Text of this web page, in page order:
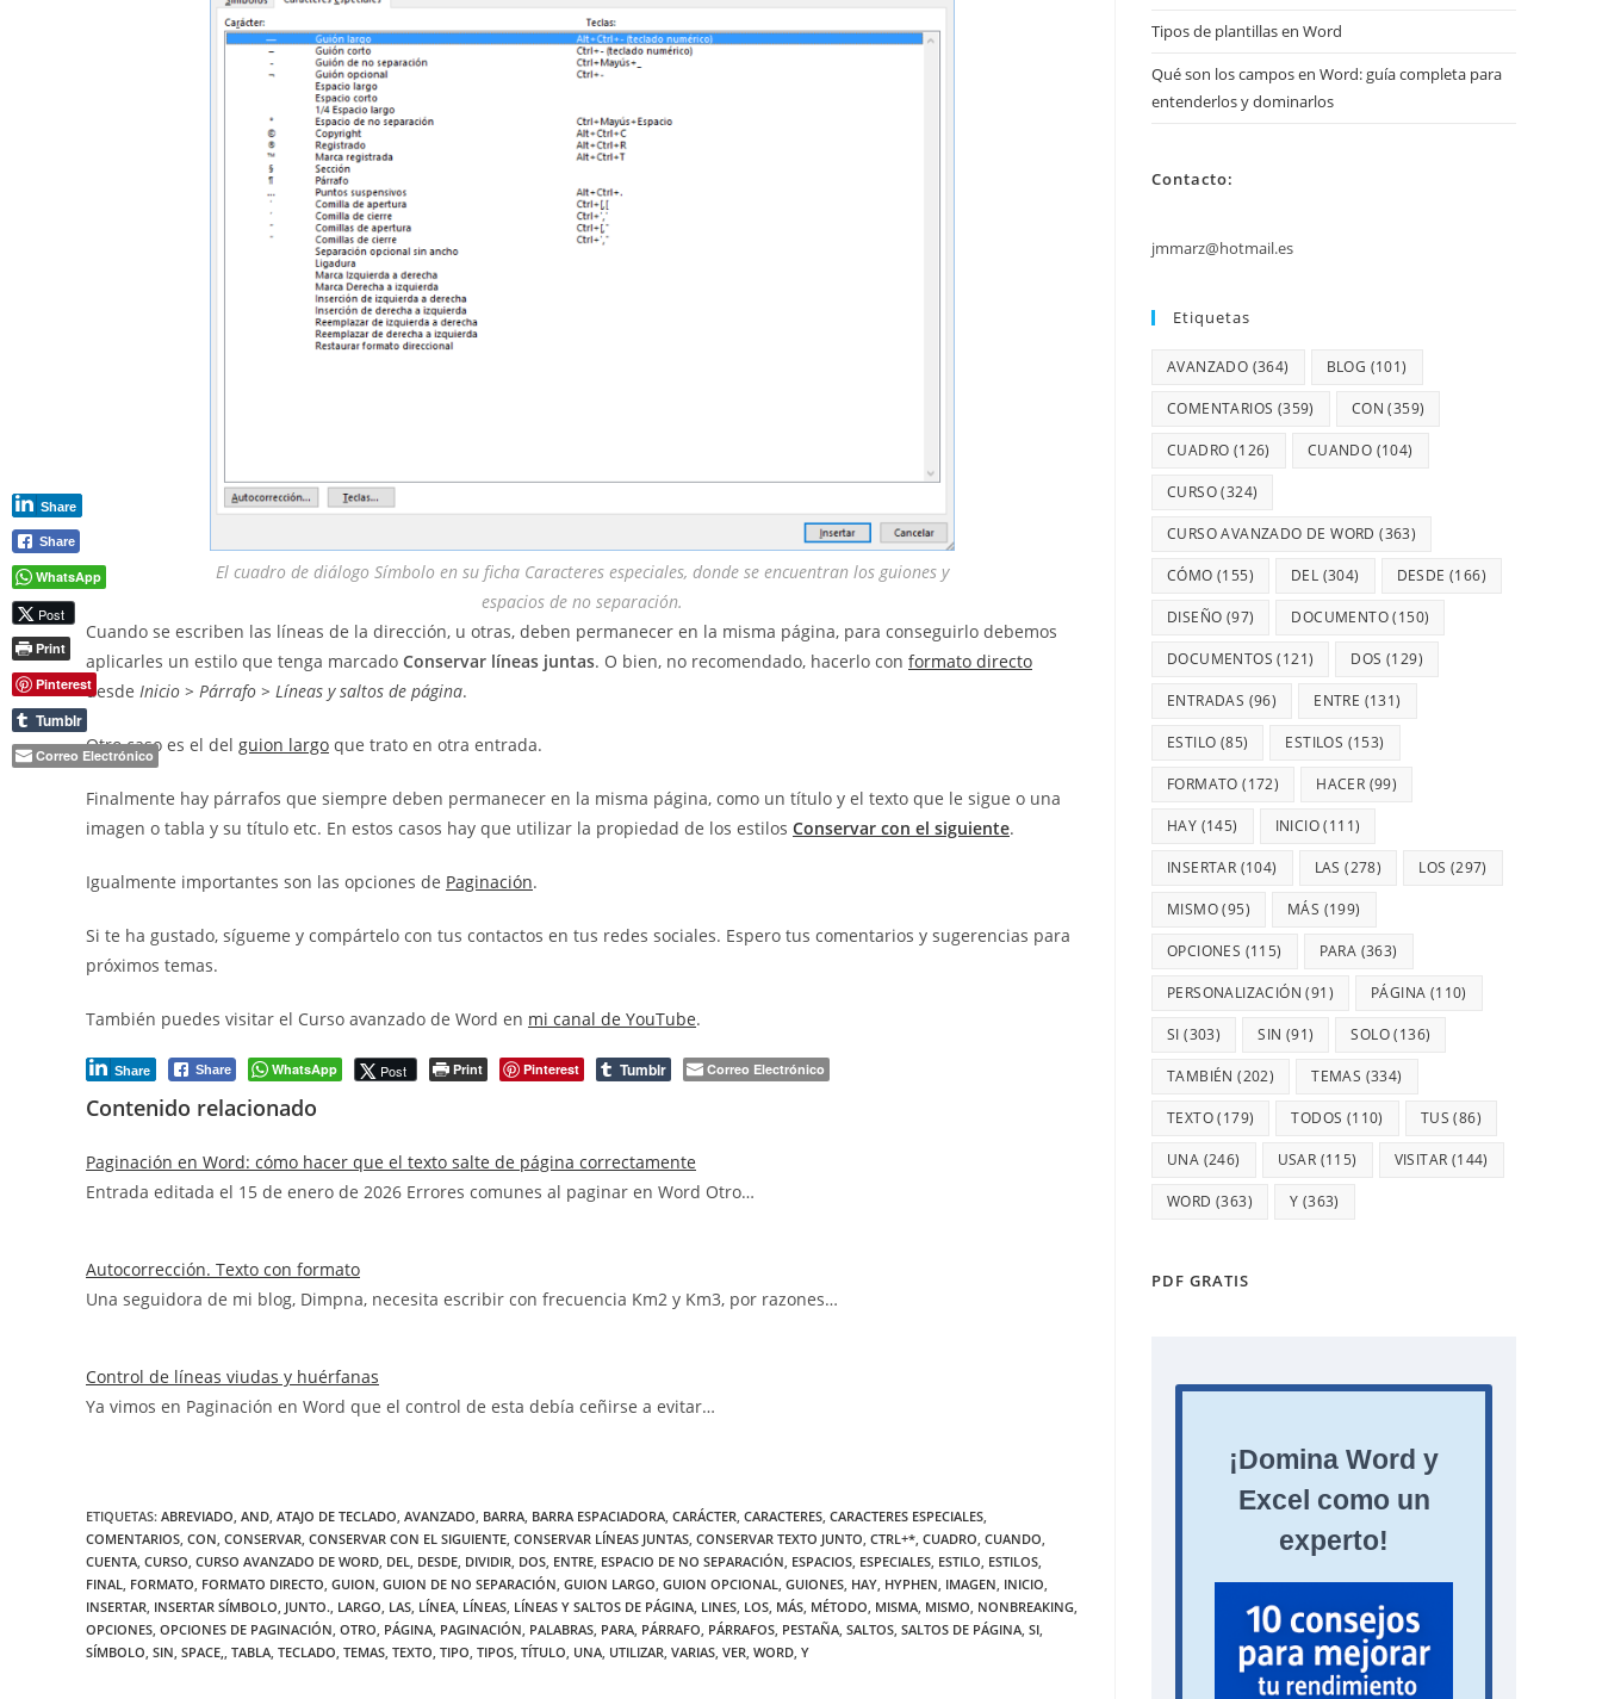
El cuadro de diálogo Símbolo en su ficha Caracteres especiales, donde se encuentran los guiones y
espacios de no separación.
Cuando se escriben las líneas de la dirección, u otras, deben permanecer en la misma página, para conseguirlo debemos
aplicarles un estilo que tenga marcado Conservar líneas juntas. O bien, no recomendado, hacerlo con formato directo
desde Inicio > Párrafo > Líneas y saltos de página.
Otro caso es el del guion largo que trato en otra entrada.
Finalmente hay párrafos que siempre deben permanecer en la misma página, como un título y el texto que le sigue o una
imagen o tabla y su título etc. En estos casos hay que utilizar la propiedad de los estilos Conservar con el siguiente.
Igualmente importantes son las opciones de Paginación.
Si te ha gustado, sígueme y compártelo con tus contactos en tus redes sociales. Espero tus comentarios y sugerencias para
próximos temas.
También puedes visitar el Curso avanzado de Word en mi canal de YouTube.
Share Share WhatsApp Post Print Pinterest Tumblr Correo Electrónico
Contenido relacionado
Paginación en Word: cómo hacer que el texto salte de página correctamente
Entrada editada el 15 de enero de 2026 Errores comunes al paginar en Word Otro…
Autocorrección. Texto con formato
Una seguidora de mi blog, Dimpna, necesita escribir con frecuencia Km2 y Km3, por razones…
Control de líneas viudas y huérfanas
Ya vimos en Paginación en Word que el control de esta debía ceñirse a evitar…
ETIQUETAS: ABREVIADO, AND, ATAJO DE TECLADO, AVANZADO, BARRA, BARRA ESPACIADORA, CARÁCTER, CARACTERES, CARACTERES ESPECIALES,
COMENTARIOS, CON, CONSERVAR, CONSERVAR CON EL SIGUIENTE, CONSERVAR LÍNEAS JUNTAS, CONSERVAR TEXTO JUNTO, CTRL+*, CUADRO, CUANDO,
CUENTA, CURSO, CURSO AVANZADO DE WORD, DEL, DESDE, DIVIDIR, DOS, ENTRE, ESPACIO DE NO SEPARACIÓN, ESPACIOS, ESPECIALES, ESTILO, ESTILOS,
FINAL, FORMATO, FORMATO DIRECTO, GUION, GUION DE NO SEPARACIÓN, GUION LARGO, GUION OPCIONAL, GUIONES, HAY, HYPHEN, IMAGEN, INICIO,
INSERTAR, INSERTAR SÍMBOLO, JUNTO., LARGO, LAS, LÍNEA, LÍNEAS, LÍNEAS Y SALTOS DE PÁGINA, LINES, LOS, MÁS, MÉTODO, MISMA, MISMO, NONBREAKING,
OPCIONES, OPCIONES DE PAGINACIÓN, OTRO, PÁGINA, PAGINACIÓN, PALABRAS, PARA, PÁRRAFO, PÁRRAFOS, PESTAÑA, SALTOS, SALTOS DE PÁGINA, SI,
SÍMBOLO, SIN, SPACE,, TABLA, TECLADO, TEMAS, TEXTO, TIPO, TIPOS, TÍTULO, UNA, UTILIZAR, VARIAS, VER, WORD, Y
Tipos de plantillas en Word
Qué son los campos en Word: guía completa para
entenderlos y dominarlos
Contacto:
jmmarz@hotmail.es
Etiquetas
AVANZADO (364) BLOG (101)
COMENTARIOS (359) CON (359)
CUADRO (126) CUANDO (104)
CURSO(324)
CURSO AVANZADO DE WORD (363)
CÓMO (155) DEL (304) DESDE (166)
DISEÑO (97) DOCUMENTO(150)
DOCUMENTOS (121) DOS (129)
ENTRADAS (96) ENTRE (131)
ESTILO (85) ESTILOS (153)
FORMATO (172) HACER (99)
HAY (145) INICIO(111)
INSERTAR (104) LAS (278) LOS (297)
MISMO(95) MÁS (199)
OPCIONES (115) PARA (363)
PERSONALIZACIÓN (91) PÁGINA (110)
SI (303) SIN (91) SOLO(136)
TAMBIÉN (202) TEMAS (334)
TEXTO(179) TODOS (110) TUS (86)
UNA (246) USAR (115) VISITAR (144)
WORD (363) Y (363)
PDF GRATIS
Share
Share
WhatsApp
Post
Print
Pinterest
Tumblr
Correo Electrónico